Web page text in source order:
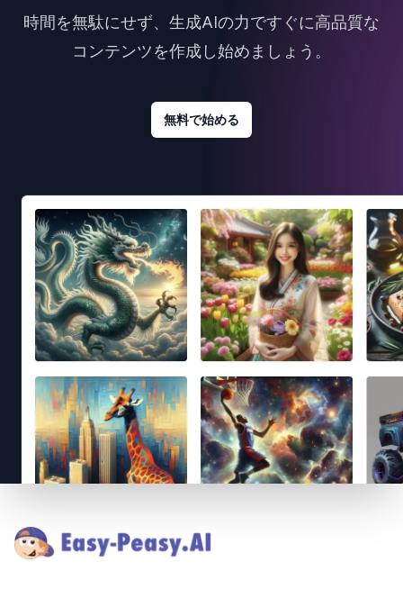
時間を無駄にせず、生成AIの力ですぐに高品質な
コンテンツを作成し始めましょう。
無料で始める